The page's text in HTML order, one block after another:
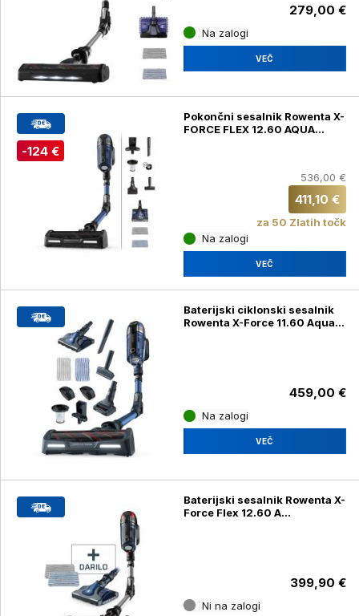
279,00 €
Na zalogi
VEČ
-124 €
Pokončni sesalnik Rowenta X-
FORCE FLEX 12.60 AQUA
536,00 €
411,10 €
za 50 Zlatih točk
Na zalogi
VEČ
Baterijski ciklonski sesalnik
Rowenta X-Force 11.60 Aqua
459,00 €
Na zalogi
VEČ
Baterijski sesalnik Rowenta X-
Force Flex 12.60 A
399,90 €
Ni na zalogi